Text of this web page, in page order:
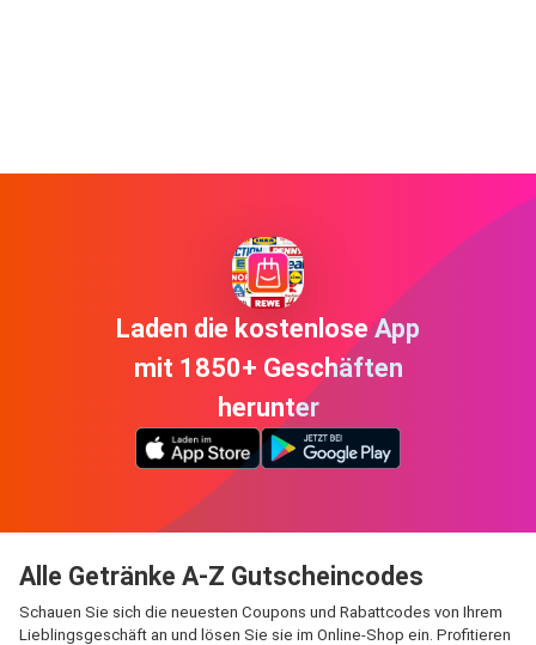
Laden die kostenlose App
mit 1850+ Geschäften
herunter
Alle Getränke A-Z Gutscheincodes
Schauen Sie sich die neuesten Coupons und Rabattcodes von Ihrem
Lieblingsgeschäft an und lösen Sie sie im Online-Shop ein. Profitieren